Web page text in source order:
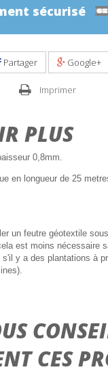
sécurisé
Partager Google+
Imprimer
PLUS
0,8mm.
en longueur de 25
un feutre géotextile
est moins nécessaire
y a des plantations à
CES